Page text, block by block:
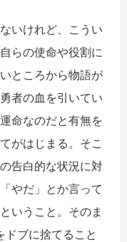
いけれど、こうい
らの使命や役割に
ところから物語が
者の血を引いてい
命なのだと有無を
がはじまる。そこ
告白的な状況に対
やだ」とか言って
いうこと。そのま
ドブに捨てること